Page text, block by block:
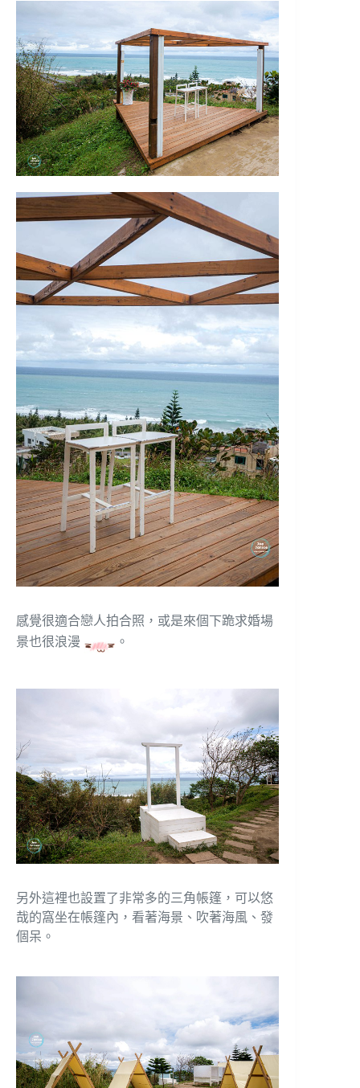
感覺很適合戀人拍合照，或是來個下跪求婚場
景也很浪漫
。
另外這裡也設置了非常多的三角帳篷，可以悠
哉的窩坐在帳篷內，看著海景、吹著海風、發
個呆。